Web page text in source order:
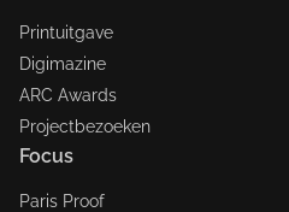
Printuitgave
Digimazine
ARC Awards
Projectbezoeken
Focus
Paris Proof